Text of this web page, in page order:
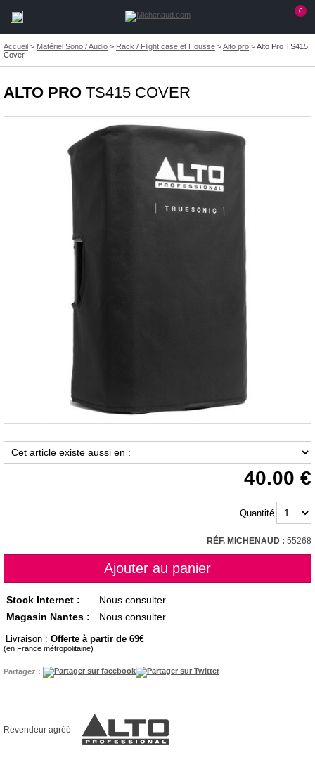
0
Accueil > Matériel Sono / Audio > Rack / Flight case et Housse >Alto pro >Alto Pro TS415
Cover
ALTO PRO TS415 COVER
40.00
Quantité
RÉF. MICHENAUD : 55268
Stock Internet :
Nous consulter
Magasin Nantes :
Nous consulter
Livraison : Offerte à partir de 69
(en France métropolitaine)
Partagez :
Revendeur agréé